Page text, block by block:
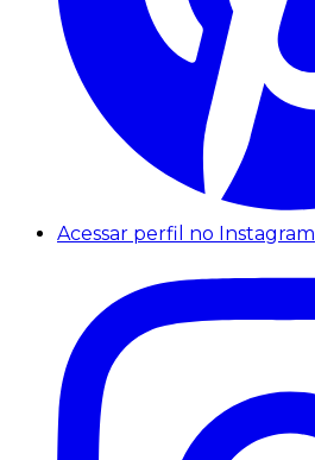
Acessar perfil no Instagram